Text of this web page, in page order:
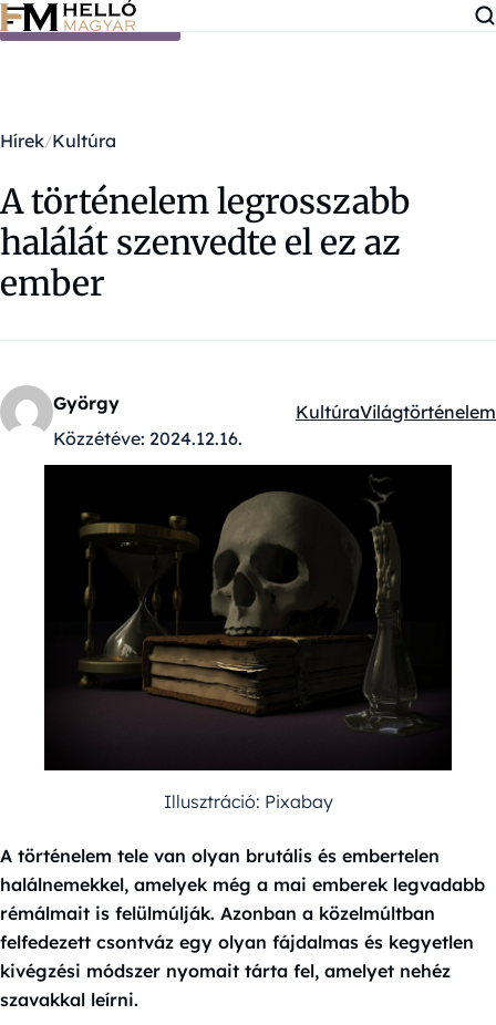
Ugrás a tartalomra
Hírek Kultúra
A történelem legrosszabb
halálát szenvedte el ez az
ember
György
Közzétéve: 2024.12.16.
Kategóriák:
KultúraVilágtörténelem
Illusztráció: Pixabay
A történelem tele van olyan brutális és embertelen
halálnemekkel, amelyek még a mai emberek legvadabb
rémálmait is felülmúlják. Azonban a közelmúltban
felfedezett csontváz egy olyan fájdalmas és kegyetlen
kivégzési módszer nyomait tárta fel, amelyet nehéz
szavakkal leírni.